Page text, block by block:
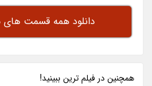
دانلود همه قسمت
همچنين در فيلم ترين ببينيد!